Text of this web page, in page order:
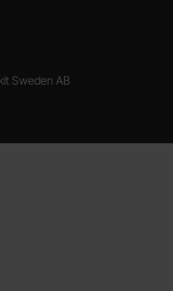
Sweden AB